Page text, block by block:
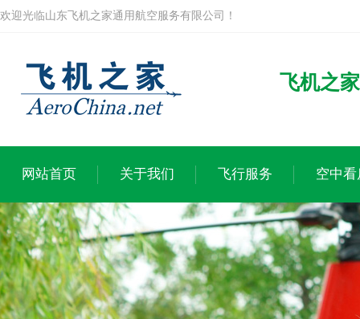
欢迎光临山东飞机之家通用航空服务有限公司！
飞机之
网站首页 关于我们 飞行服务 空中看